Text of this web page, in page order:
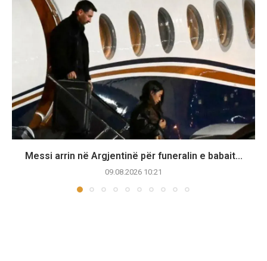
Messi arrin në Argjentinë për funeralin e babait...
09.08.2026 10:21